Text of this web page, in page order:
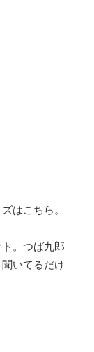
はこちら。
。つば九郎
いてるだけ